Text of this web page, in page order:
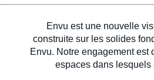
Envu est une nouvelle
construite sur les solides
Envu. Notre engagement est
espaces dans lesquels